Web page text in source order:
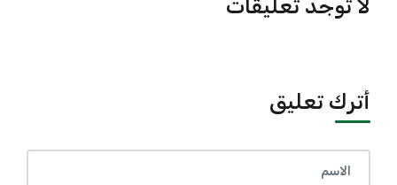
لا توجد تعليقات
أترك تعليق